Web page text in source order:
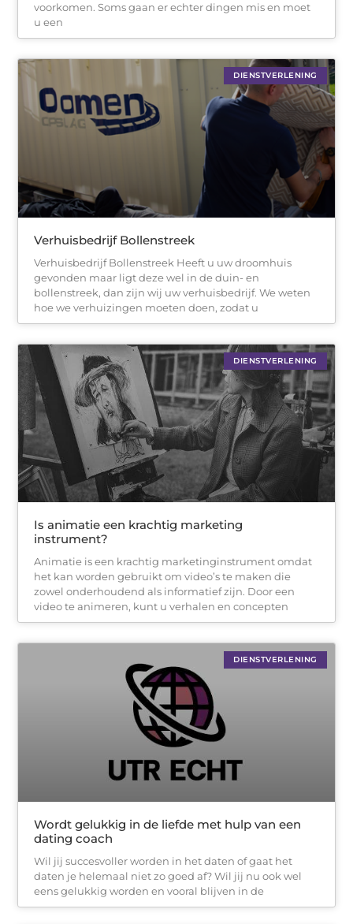
voorkomen. Soms gaan er echter dingen mis en moet
u een
DIENSTVERLENING
Verhuisbedrijf Bollenstreek
Verhuisbedrijf Bollenstreek Heeft u uw droomhuis
gevonden maar ligt deze wel in de duin- en
bollenstreek, dan zijn wij uw verhuisbedrijf. We weten
hoe we verhuizingen moeten doen, zodat u
DIENSTVERLENING
Is animatie een krachtig marketing
instrument?
Animatie is een krachtig marketinginstrument omdat
het kan worden gebruikt om video’s te maken die
zowel onderhoudend als informatief zijn. Door een
video te animeren, kunt u verhalen en concepten
DIENSTVERLENING
Wordt gelukkig in de liefde met hulp van een
dating coach
Wil jij succesvoller worden in het daten of gaat het
daten je helemaal niet zo goed af? Wil jij nu ook wel
eens gelukkig worden en vooral blijven in de